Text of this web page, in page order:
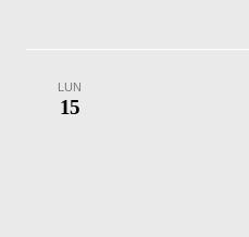
LUN
15